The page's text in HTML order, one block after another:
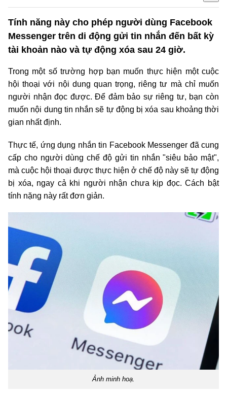
Tính năng này cho phép người dùng Facebook
Messenger trên di động gửi tin nhắn đến bất kỳ
tài khoản nào và tự động xóa sau 24 giờ.
Trong một số trường hợp bạn muốn thực hiện một cuộc
hội thoại với nội dung quan trọng, riêng tư mà chỉ muốn
người nhận đọc được. Để đảm bảo sự riêng tư, bạn còn
muốn nội dung tin nhắn sẽ tự động bị xóa sau khoảng thời
gian nhất định.
Thực tế, ứng dụng nhắn tin Facebook Messenger đã cung
cấp cho người dùng chế độ gửi tin nhắn "siêu bảo mật",
mà cuộc hội thoại được thực hiện ở chế độ này sẽ tự động
bị xóa, ngay cả khi người nhận chưa kịp đọc. Cách bật
tính nặng này rất đơn giản.
Ảnh minh hoạ.